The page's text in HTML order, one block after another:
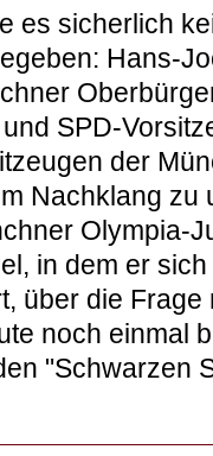
es sicherlich
Hans-
SPD-
der
Nachklang zu
Olympia-
in dem er
über die
noch einmal
"Schwarzen